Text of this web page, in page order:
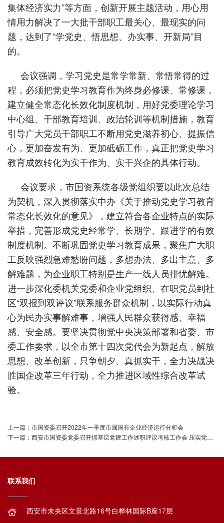
集体经济实力”等方面，创新开展主题活动，用心用
情用力解决了一大批干部职工最关心、最现实的问
题，达到了“学党史、悟思想、办实事、开新局”目
的。
会议强调，学习党史是常学常新、常悟常得的过
程，必须把党史学习教育作为终身必修课、常修课，
建立健全常态化长效化制度机制，用好党委理论学习
中心组、干部教育培训、政治轮训等机制措施，教育
引导广大党员干部职工不断用党史滋养初心、提振信
心，更加奋发有为、更加砥砺工作，真正把党史学习
教育成效转化为实干作为、实干兴企的具体行动。
会议要求，市国资系统各级党组织要以此次总结
为契机，深入贯彻落实中办《关于推动党史学习教育
常态化长效化的意见》，建立符合各企业特点的实际
举措，完善形成党史经常学、长期学、跟进学的有效
制度机制。不断巩固党史学习教育成果，聚焦广大职
工反映强烈急难愁盼问题，多想办法、多出主意、多
解难题，为企业职工特别是生产一线人员排忧解难。
进一步深化委机关党委和企业党组织、在职党员到社
区“双报到双评议”联系服务群众机制，以实际行动真
心为民办实事解难事，增强人民群众获得感、幸福
感、安全感。要坚决贯彻党中央决策部署和省委、市
委工作要求，以全市第十四次党代会为新起点，解放
思想、改革创新，只争朝夕、真抓实干，全力决战决
胜国企改革三年行动，全力推进区域性综合改革试
验。
上一篇：市国资委召开2022年一季度市属国有企业经济运行分析会
下一篇：西安市国资委党委召开抓基层党建工作述职评议考核工作会 压实党建责任 构建考核闭环 以高质量党建引领保障国有企业高质量发展
联系我们
西安市未央区文景北路16号白桦林国际B座17层